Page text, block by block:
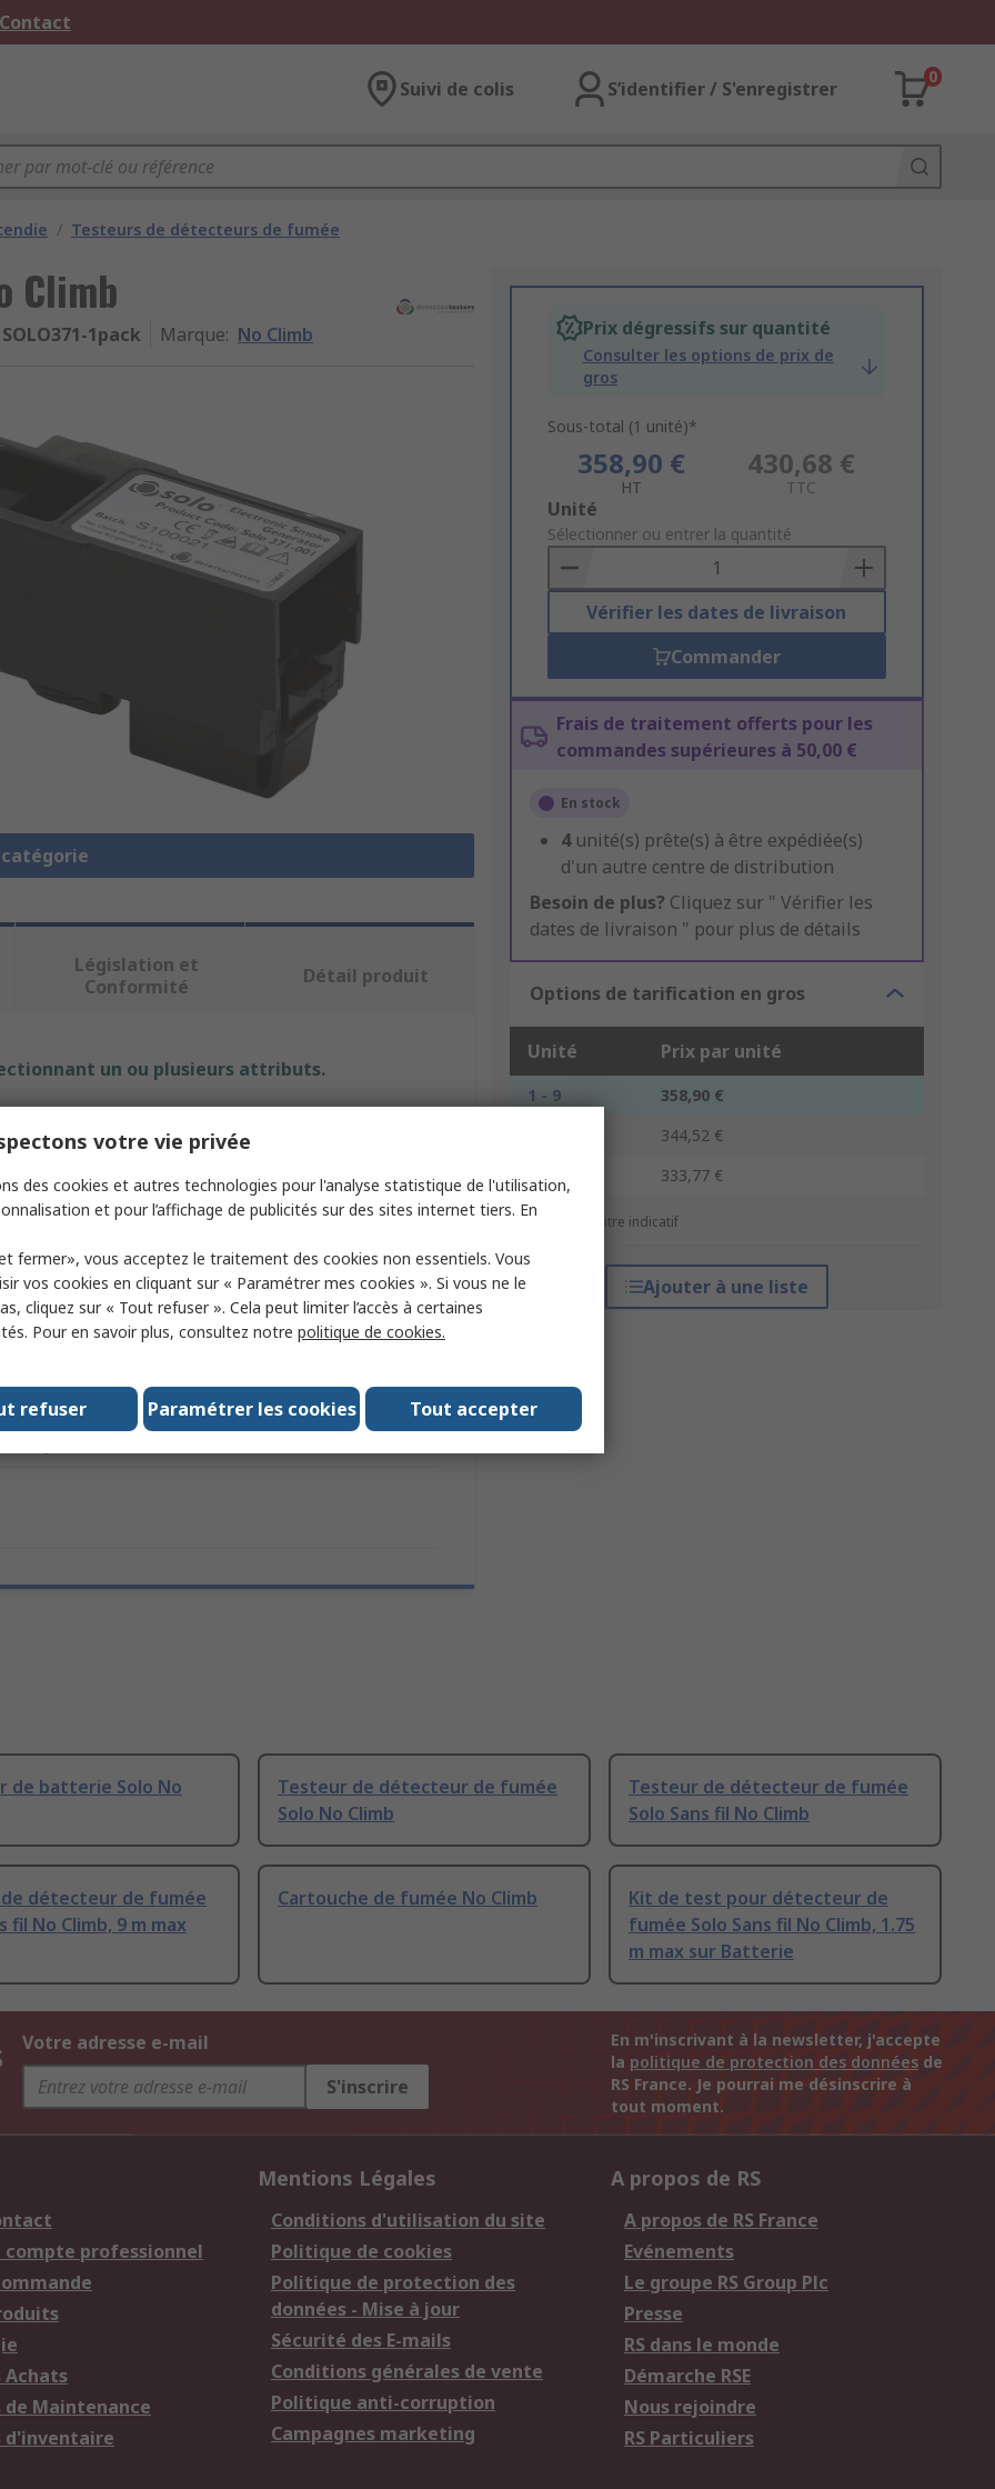
Suivi de colis S’identifier / S'enregistrer
0
/ Testeurs de détecteurs de fumée
Climb
SOLO371-1pack Marque: No Climb Prix dégressifs sur quantité
Consulter les options de prix de
gros
Sous-total (1 unité)*
358,90 €
HT
430,68 €
TTC
Add
to
Basket
Unité
Sélectionner ou entrer la quantité
Vérifier les dates de livraison
Commander
Frais de traitement offerts pour les
commandes supérieures à 50,00 €
En stock
4 unité(s) prête(s) à être expédiée(s)
d'un autre centre de distribution
Besoin de plus? Cliquez sur " Vérifier les
dates de livraison " pour plus de détails
Options de tarification en gros
Unité Prix par unité
1 - 9
358,90 €
344,52 €
20 +
333,77 €
*Prix donné à titre indicatif
Ajouter à une liste
Législation et
Conformité
Détail produit
un ou plusieurs attributs.
Cartouche de fumée
Distributeur de fumée
Fumée
Non
de batterie Solo No
Testeur de détecteur de fumée
Solo No Climb
Testeur de détecteur de fumée
Solo Sans fil No Climb
détecteur de fumée
fil No Climb, 9 m max
Cartouche de fumée No Climb
Kit de test pour détecteur de
fumée Solo Sans fil No Climb, 1.75
m max sur Batterie
Votre adresse e-mail
S'inscrire
En m'inscrivant à la newsletter, j'accepte
la politique de protection des données de
RS France. Je pourrai me désinscrire à
tout moment.
compte professionnel
Achats
de Maintenance
d'inventaire
Mentions Légales
Conditions d'utilisation du site
Politique de cookies
Politique de protection des
données - Mise à jour
Sécurité des E-mails
Conditions générales de vente
Politique anti-corruption
Campagnes marketing
A propos de RS
A propos de RS France
Evénements
Le groupe RS Group Plc
Presse
RS dans le monde
Démarche RSE
Nous rejoindre
RS Particuliers
votre vie privée
des cookies et autres technologies pour l'analyse statistique de l'utilisation,
et pour l’affichage de publicités sur des sites internet tiers. En
fermer», vous acceptez le traitement des cookies non essentiels. Vous
vos cookies en cliquant sur « Paramétrer mes cookies ». Si vous ne le
cliquez sur « Tout refuser ». Cela peut limiter l’accès à certaines
Pour en savoir plus, consultez notre politique de cookies.
Tout accepter
Paramétrer les cookies
refuser